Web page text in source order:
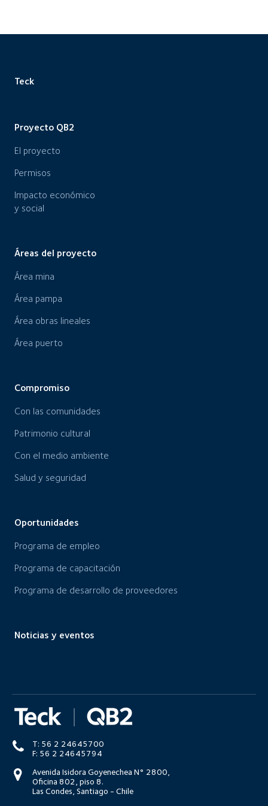
Teck
Proyecto QB2
El proyecto
Permisos
Impacto económico
y social
Áreas del proyecto
Área mina
Área pampa
Área obras lineales
Área puerto
Compromiso
Con las comunidades
Patrimonio cultural
Con el medio ambiente
Salud y seguridad
Oportunidades
Programa de empleo
Programa de capacitación
Programa de desarrollo de proveedores
Noticias y eventos
T: 56 2 24645700
F: 56 2 24645794
Avenida Isidora Goyenechea N° 2800,
Oficina 802, piso 8.
Las Condes, Santiago - Chile